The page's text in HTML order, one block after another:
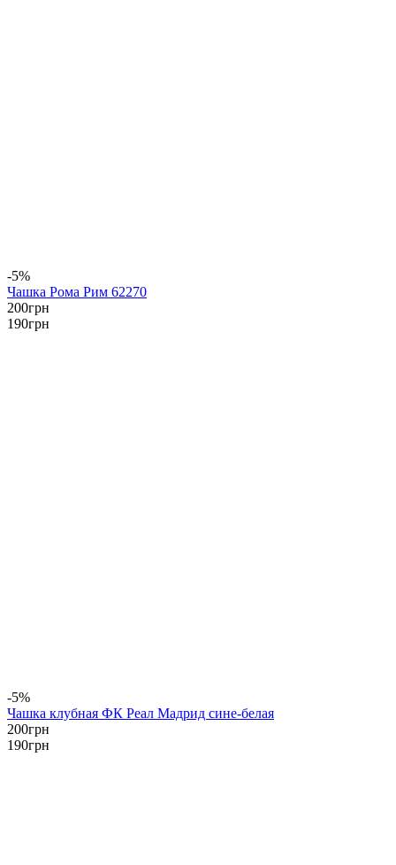
-5%
Чашка Рома Рим 62270
200грн
190грн
-5%
Чашка клубная ФК Реал Мадрид сине-белая
200грн
190грн